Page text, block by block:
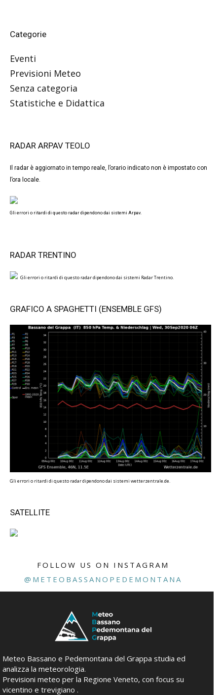
Categorie
Eventi
Previsioni Meteo
Senza categoria
Statistiche e Didattica
RADAR ARPAV TEOLO
Il radar è aggiornato in tempo reale, l’orario indicato non è impostato con
l’ora locale.
Gli errori o ritardi di questo radar dipendono dai sistemi Arpav.
RADAR TRENTINO
Gli errori o ritardi di questo radar dipendono dai sistemi Radar Trentino.
GRAFICO A SPAGHETTI (ENSEMBLE GFS)
Gli errori o ritardi di questo radar dipendono dai sistemi wetterzentrale.de.
SATELLITE
FOLLOW US ON INSTAGRAM
@METEOBASSANOPEDEMONTANA
Meteo Bassano e Pedemontana del Grappa studia ed
analizza la meteorologia.
Previsioni meteo per la Regione Veneto, con focus su
vicentino e trevigiano .